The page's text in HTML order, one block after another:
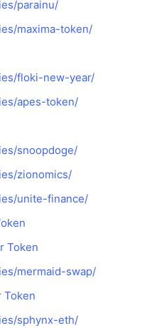
generale NFT
uri cripto
Bitcoin
uri Ethereum
generală
MCP
Airdrop
parainu/
maxima-token/
floki-new-year/
apes-token/
snoopdoge/
zionomics/
unite-finance/
Token
mermaid-swap/
Token
sphynx-eth/